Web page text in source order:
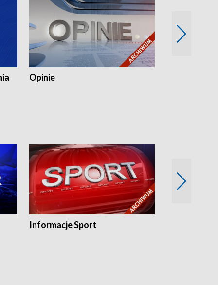
Opinie
Informacje Sport